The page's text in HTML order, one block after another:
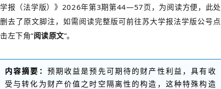
学报（法学版）》2026年第3期第44—57页，为阅读方便，此处
删去了原文脚注，如需阅读完整版可前往苏大学报法学版公号点
击左下角“阅读原文”。
内容摘要： 预期收益是预先可期待的财产性利益，具有收
受与转化为财产价值之时空隔离性的构造，这种特殊构造